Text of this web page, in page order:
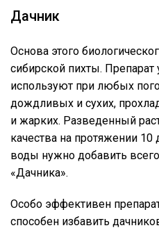
Дачник
Основа этого
сибирской пихты.
используют при любых
дождливых и сухих,
и жарких. Разведенный
качества на протяжении
воды нужно добавить
«Дачника».
Особо эффективен
способен избавить